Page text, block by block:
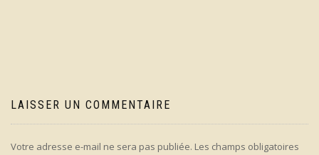
LAISSER UN COMMENTAIRE
Votre adresse e-mail ne sera pas publiée. Les champs obligatoires